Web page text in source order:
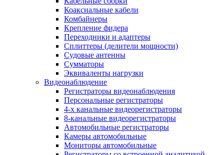
Коаксиальные кабели
Комбайнеры
Крепление фидера
Переходники и адаптеры
Сплиттеры (делители мощности)
Судовые антенны
Сумматоры
Эквиваленты нагрузки
Видеонаблюдение
Регистраторы видеонаблюдения
Персональные регистраторы
4-х канальные видеорегистраторы
8-канальные видеорегистраторы
Автомобильные регистраторы
Камеры автомобильные
Мониторы автомобильные